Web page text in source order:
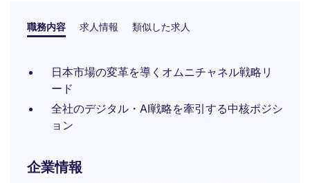
職務内容 求人情報 類似した求人
日本市場の変革を導くオムニチャネル戦略リ
ード
全社のデジタル・AI戦略を牽引する中核ポジシ
ョン
企業情報